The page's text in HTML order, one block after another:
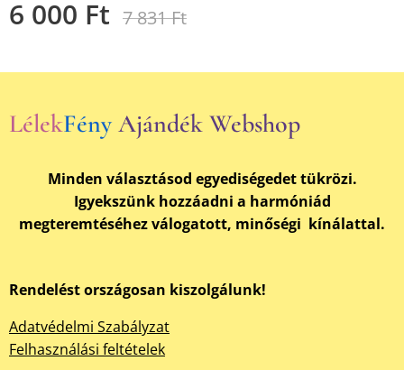
6 000 Ft 7 831Ft
LélekFény Ajándék Webshop
Minden választásod egyediségedet tükrözi.
Igyekszünk hozzáadni a harmóniád
megteremtéséhez válogatott, minőségi kínálattal.
Rendelést országosan kiszolgálunk!
Adatvédelmi Szabályzat
Felhasználási feltételek